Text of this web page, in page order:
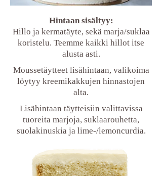
Hintaan sisältyy:
Hillo ja kermatäyte, sekä marja/suklaa
koristelu. Teemme kaikki hillot itse
alusta asti.
Moussetäytteet lisähintaan, valikoima
löytyy kreemikakkujen hinnastojen
alta.
Lisähintaan täytteisiin valittavissa
tuoreita marjoja, suklaarouhetta,
suolakinuskia ja lime-/lemoncurdia.